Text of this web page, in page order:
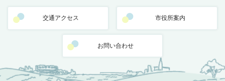
交通アクセス 市役所案内
お問い合わせ